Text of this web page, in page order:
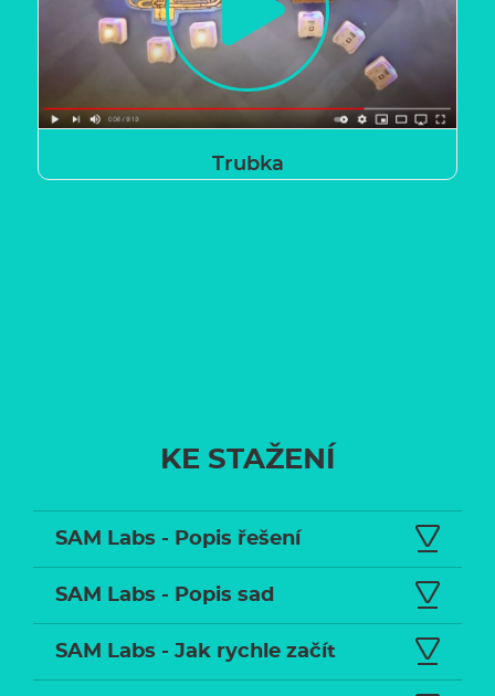
Trubka
KE STAŽENÍ
SAM Labs - Popis řešení
SAM Labs - Popis sad
SAM Labs - Jak rychle začít